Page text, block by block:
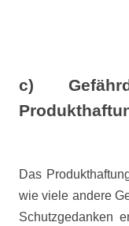
c)
Das
wie viele andere
Schutzgedanken